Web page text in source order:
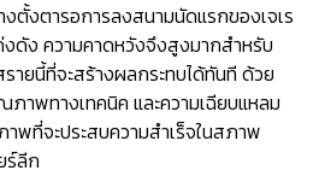
งตารอการลงสนามนัดแรกของเจเร
ดัง ความคาดหวังจึงสูงมากสำหรับ
ายนี้ที่จะสร้างผลกระทบได้ทันที ด้วย
าพทางเทคนิค และความเฉียบแหลม
พที่จะประสบความสำเร็จในสภาพ
ร์ลีก